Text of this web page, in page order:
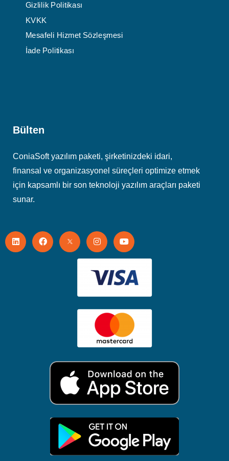
Gizlilik Politikası
KVKK
Mesafeli Hizmet Sözleşmesi
İade Politikası
Bülten
ConiaSoft yazılım paketi, şirketinizdeki idari,
finansal ve organizasyonel süreçleri optimize etmek
için kapsamlı bir son teknoloji yazılım araçları paketi
sunar.